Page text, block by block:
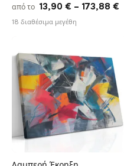
από το 13,90 € – 173,88 €
18 διαθέσιμα μεγέθη
♡